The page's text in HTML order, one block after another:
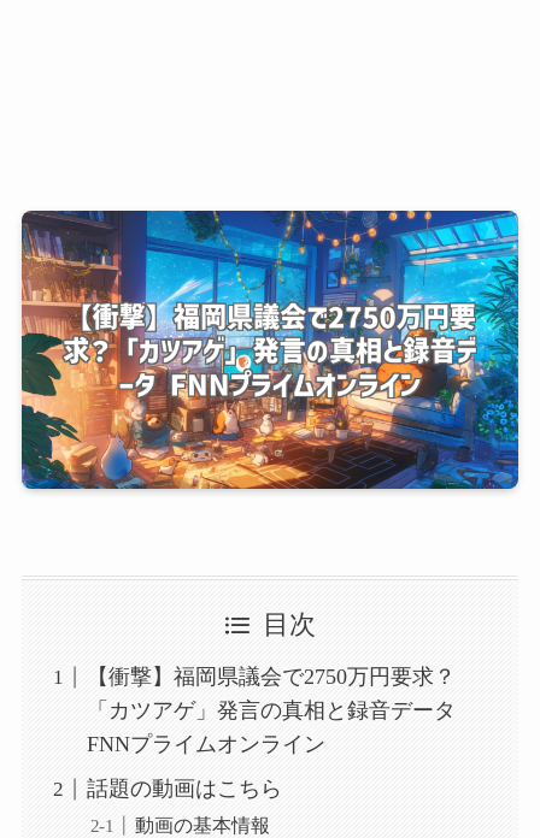
目次
【衝撃】福岡県議会で2750万円要求？
「カツアゲ」発言の真相と録音データ
FNNプライムオンライン
話題の動画はこちら
動画の基本情報